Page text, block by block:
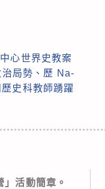
心世界史教案
局勢、歷 Na-
史科教師踴躍
」活動簡章。